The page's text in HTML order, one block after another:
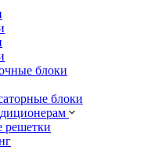
блоки
блоки
решетки